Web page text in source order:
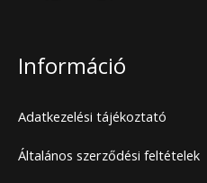
Információ
Adatkezelési tájékoztató
Általános szerződési feltételek